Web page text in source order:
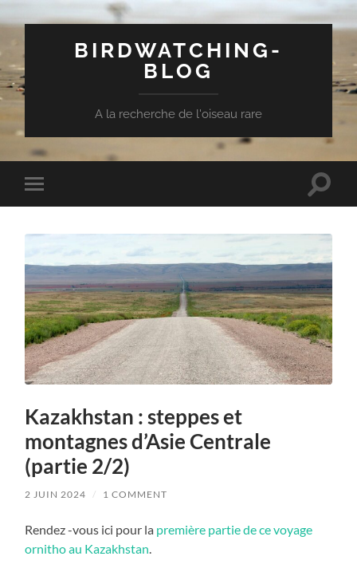
BIRDWATCHING-
BLOG
A la recherche de l'oiseau rare
Toggle
mobile
Toggle
Kazakhstan : steppes et
montagnes d’Asie Centrale
(partie 2/2)
2 JUIN 2024 / 1 COMMENT
Rendez -vous ici pour la première partie de ce voyage
ornitho au Kazakhstan